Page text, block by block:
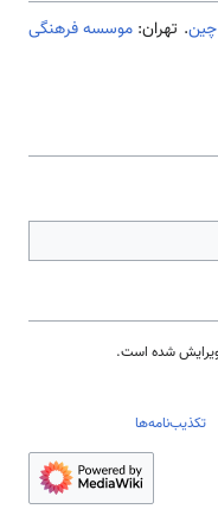
چین. تهران: موسسه فرهنگی
تکذیب‌نامه‌ها